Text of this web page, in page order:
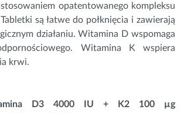
opatentowanego kompleksu
są łatwe do połknięcia i zawierają
działaniu. Witamina D wspomaga
Witamina K wspiera
krwi.
D3 4000 IU + K2 100 µg